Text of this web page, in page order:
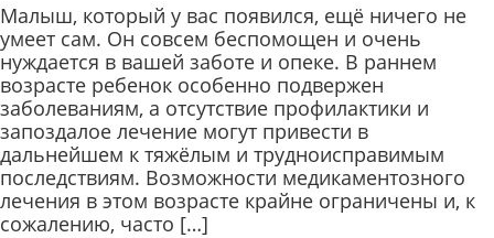
Малыш, который у вас появился, ещё ничего не
умеет сам. Он совсем беспомощен и очень
нуждается в вашей заботе и опеке. В раннем
возрасте ребенок особенно подвержен
заболеваниям, а отсутствие профилактики и
запоздалое лечение могут привести в
дальнейшем к тяжёлым и трудноисправимым
последствиям. Возможности медикаментозного
лечения в этом возрасте крайне ограничены и, к
сожалению, часто […]